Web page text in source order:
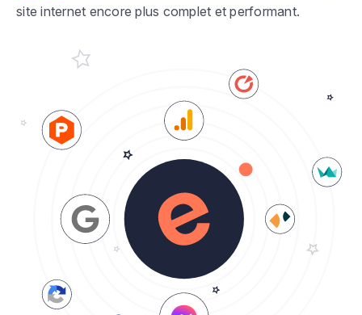
site internet encore plus complet et performant.